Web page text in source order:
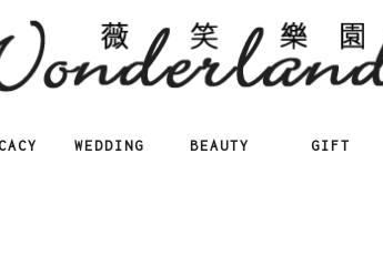
WEDDING BEAUTY GIFT